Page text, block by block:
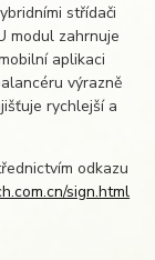
střídači
modul zahrnuje
aplikaci
výrazně
rychlejší a
odkazu
sign.html